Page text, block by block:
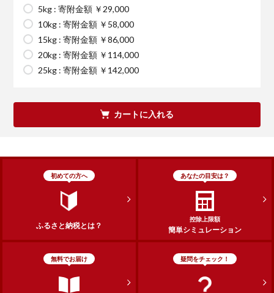
5kg : 寄附金額 ￥29,000
10kg : 寄附金額 ￥58,000
15kg : 寄附金額 ￥86,000
20kg : 寄附金額 ￥114,000
25kg : 寄附金額 ￥142,000
カートに入れる
初めての方へ
ふるさと納税とは？
あなたの目安は？
控除上限額
簡単シミュレーション
無料でお届け 疑問をチェック！